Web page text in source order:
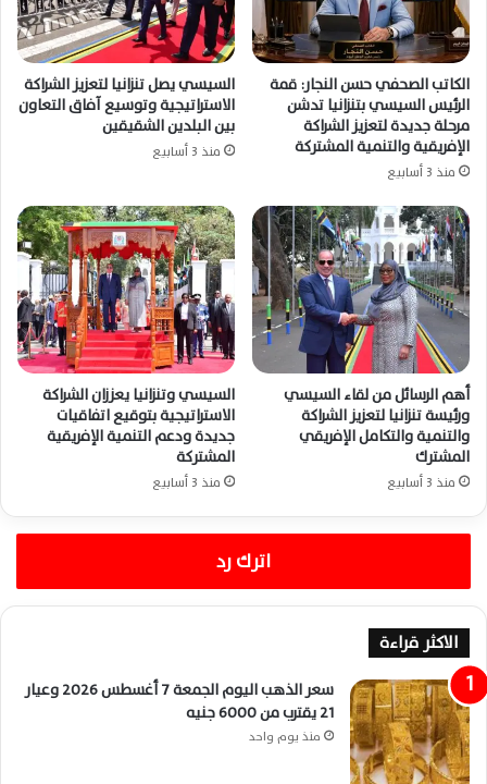
الكاتب الصحفي حسن النجار: قمة
الرئيس السيسي بتنزانيا تدشن
مرحلة جديدة لتعزيز الشراكة
الإفريقية والتنمية المشتركة
منذ 3 أسابيع
السيسي يصل تنزانيا لتعزيز الشراكة
الاستراتيجية وتوسيع آفاق التعاون
بين البلدين الشقيقين
منذ 3 أسابيع
أهم الرسائل من لقاء السيسي
ورئيسة تنزانيا لتعزيز الشراكة
والتنمية والتكامل الإفريقي
المشترك
منذ 3 أسابيع
السيسي وتنزانيا يعززان الشراكة
الاستراتيجية بتوقيع اتفاقيات
جديدة ودعم التنمية الإفريقية
المشتركة
منذ 3 أسابيع
اترك رد
الاكثر قراءة
سعر الذهب اليوم الجمعة 7 أغسطس 2026 وعيار
21 يقترب من 6000 جنيه
منذ يوم واحد